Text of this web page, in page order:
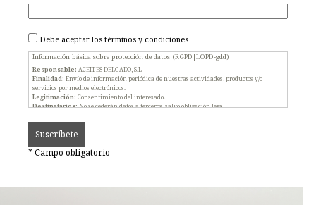
Debe aceptar los términos y condiciones
Información básica sobre protección de datos (RGPD|LOPD-gdd)
Responsable: ACEITES DELGADO, S.L
Finalidad: Envío de información periódica de nuestras actividades, productos y/o
servicios por medios electrónicos.
Legitimación: Consentimiento del interesado.
Destinatarios:No se cederán datos a terceros, salvo obligación legal
reclamación ante la autoridad nacional de control, como se explica en la información
adicional.
Protección de Datos en nuestra “Política de Privacidad”.
*Campo obligatorio